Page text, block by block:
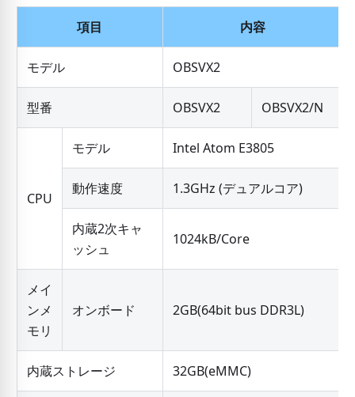
項目 内容
モデル OBSVX2
型番 OBSVX2 OBSVX2/N
CPU
モデル Intel Atom E3805
動作速度 1.3GHz (デュアルコア)
内蔵2次キャ
ッシュ
1024kB/Core
メイ
ンメ
モリ
オンボード 2GB(64bit bus DDR3L)
内蔵ストレージ 32GB(eMMC)